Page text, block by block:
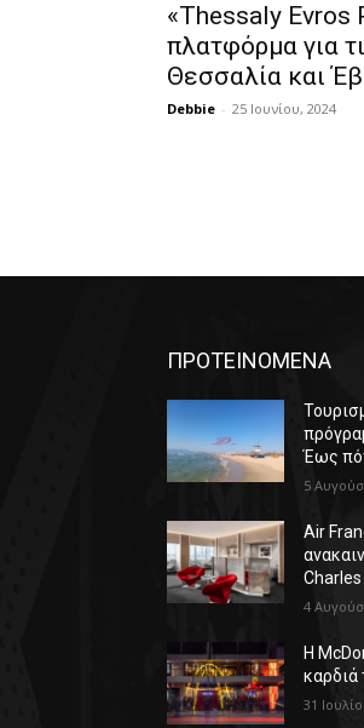
«Thessaly Evros
πλατφόρμα για
Θεσσαλία και
Debbie - 25 Ιουνίου, 2024
ΠΡΟΤΕΙΝΟΜΕΝΑ
Έως
5
Air
Charles
4
Η
καρδιά
31